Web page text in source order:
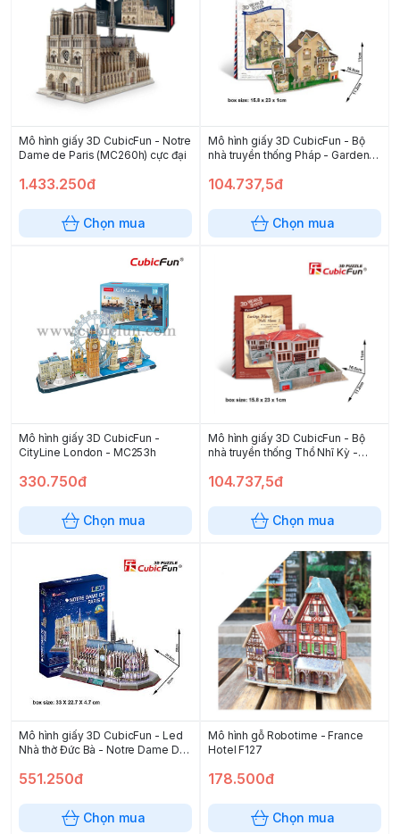
Mô hình giấy 3D CubicFun - Notre
Dame de Paris (MC260h) cực đại
1.433.250đ
Chọn mua
Mô hình giấy 3D CubicFun - Bộ
nhà truyền thống Pháp - Garden
104.737,5đ
Chọn mua
Mô hình giấy 3D CubicFun -
CityLine London - MC253h
330.750đ
Chọn mua
Mô hình giấy 3D CubicFun - Bộ
nhà truyền thống Thổ Nhĩ Kỳ -
104.737,5đ
Chọn mua
Mô hình giấy 3D CubicFun - Led
Nhà thờ Đức Bà - Notre Dame De
551.250đ
Chọn mua
Mô hình gỗ Robotime - France
Hotel F127
178.500đ
Chọn mua